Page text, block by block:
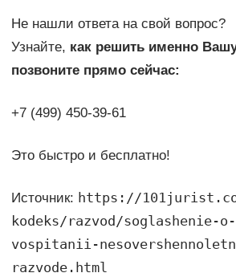
Не нашли ответа на свой вопрос?
Узнайте, как решить именно
позвоните прямо сейчас:
+7 (499) 450-39-61
Это быстро и бесплатно!
Источник: https://
kodeks/razvod/soglashenie-
vospitanii-
razvode.html